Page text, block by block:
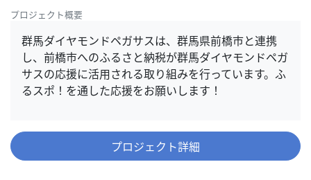
プロジェクト概要
群馬ダイヤモンドペガサスは、群馬県前橋市と連携
し、前橋市へのふるさと納税が群馬ダイヤモンドペガ
サスの応援に活用される取り組みを行っています。ふ
るスポ！を通した応援をお願いします！
プロジェクト詳細